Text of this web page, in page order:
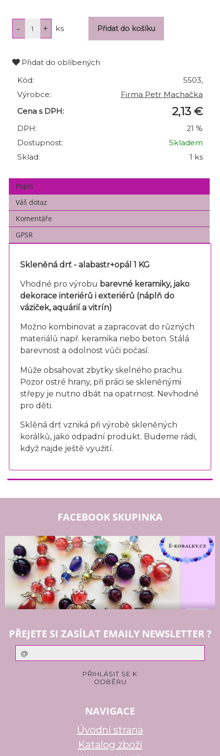
ks
Přidat do oblíbených
Kód:
5503,
Výrobce:
Firma Petr Machačka
Cena s DPH:
2,13 €
DPH:
21 %
Dostupnost:
Skladem
Sklad:
1 ks
Popis
Váš dotaz
Komentáře
GPSR
Skleněná drť - alabastr+opál 1 KG
Vhodné pro výrobu barevné keramiky, jako
dekorace interiérů i exteriérů (náplň do
váziček, aquárií a vitrín)
Možno kombinovat a zapracovat do různých
materiálů např. keramika nebo beton. Stálá
barevnost a odolnost vůči počasí.
Může obsahovat zbytky skelného prachu.
Pozor ostré hrany, při práci se skleněnými
střepy je nutno dbát na opatrnost. Nevhodné
pro děti.
Sklěná drť vzniká při výrobě skleněných
korálků, jako odpadní produkt. Budeme rádi,
když najde ještě využití.
FACEBOOK SKUPINKA
PŘEJETE SI ZASÍLAT EMAILY NEWSLETTER ?
NAVIGACE
Úvodní strana
Katalog zboží